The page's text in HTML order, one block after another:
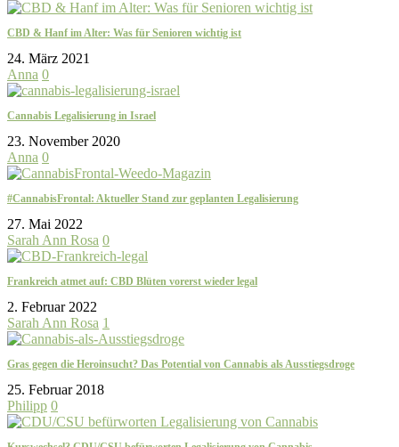
CBD & Hanf im Alter: Was für Senioren wichtig ist
24. März 2021
Anna 0
Cannabis Legalisierung in Israel
23. November 2020
Anna 0
#CannabisFrontal: Aktueller Stand zur geplanten Legalisierung
27. Mai 2022
Sarah Ann Rosa 0
Frankreich atmet auf: CBD Blüten vorerst wieder legal
2. Februar 2022
Sarah Ann Rosa 1
Gras gegen die Heroinsucht? Das Potential von Cannabis als Ausstiegsdroge
25. Februar 2018
Philipp 0